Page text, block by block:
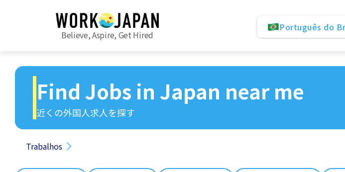
Believe, Aspire, Get Hired
Português do
Find Jobs in Japan near me
近くの外国人求人を探す
Trabalhos